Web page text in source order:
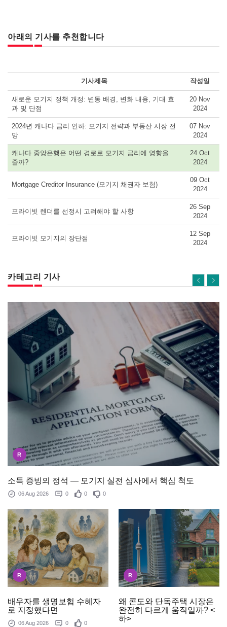
아래의 기사를 추천합니다
기사제목 작성일
새로운 모기지 정책 개정: 변동 배경, 변화 내용, 기대 효
과 및 단점
20 Nov
2024
2024년 캐나다 금리 인하: 모기지 전략과 부동산 시장 전
망
07 Nov
2024
캐나다 중앙은행은 어떤 경로로 모기지 금리에 영향을
줄까?
24 Oct
2024
Mortgage Creditor Insurance (모기지 채권자 보험)
09 Oct
2024
프라이빗 렌더를 선정시 고려해야 할 사항
26 Sep
2024
프라이빗 모기지의 장단점
12 Sep
2024
카테고리 기사
R
소득 증빙의 정석 — 모기지 실전 심사에서 핵심 척도
06 Aug 2026 0 0 0
R
배우자를 생명보험 수혜자
로 지정했다면
06 Aug 2026 0
0
R
왜 콘도와 단독주택 시장은
완전히 다르게 움직일까? <
하>